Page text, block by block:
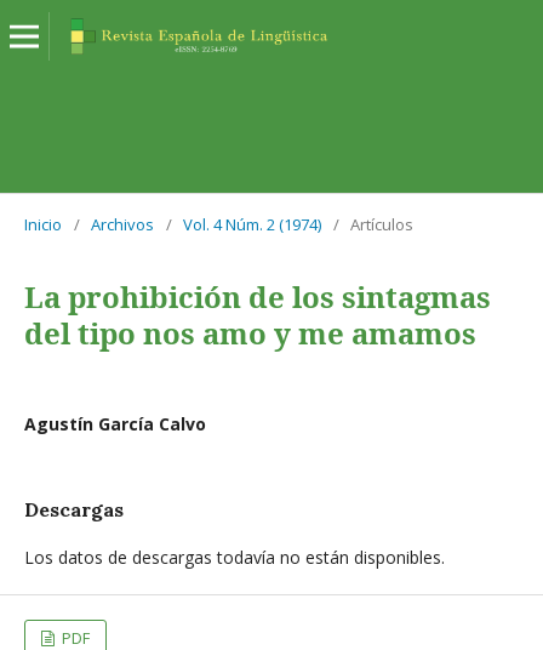
Inicio / Archivos / Vol. 4 Núm. 2 (1974) / Artículos
La prohibición de los sintagmas
del tipo nos amo y me amamos
Agustín García Calvo
Descargas
Los datos de descargas todavía no están disponibles.
PDF